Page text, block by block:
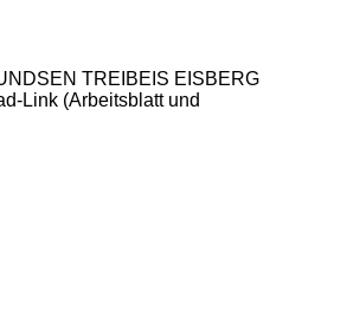
TREIBEIS EISBERG
Link (Arbeitsblatt und